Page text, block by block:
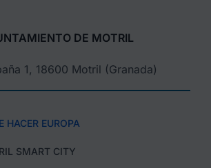
DE MOTRIL
1, 18600 Motril (Granada)​
HACER EUROPA
SMART CITY